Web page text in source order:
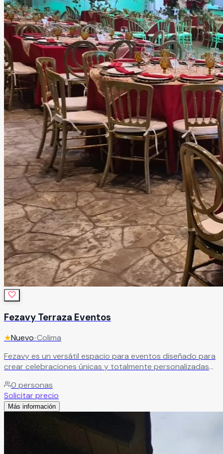
Fezavy Terraza Eventos
★Nuevo•Colima
Fezavy es un versátil espacio para eventos diseñado para
crear celebraciones únicas y totalmente personalizadas
instalaciones y facilidades, este recinto es ideal para
bodas, XV años, aniversarios, graduaciones, eventos
corporativos y reuniones sociales, ofreciendo un entorno
elegante y adaptable a diferentes estilos y necesidades.
0 personas
Solicitar precio
Más información